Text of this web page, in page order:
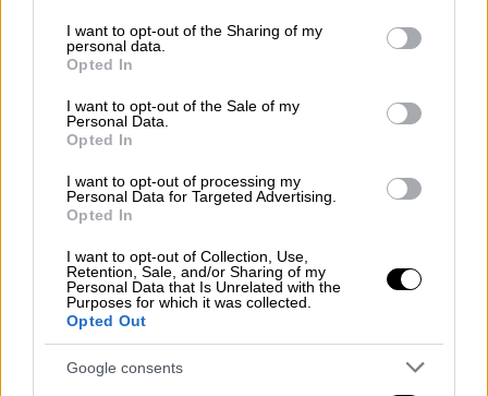
not limited to your visit or usage behaviour. You may click to
grant or deny consent to Google and its third-party tags to
use your data for below specified purposes in below Google
consent section.
I want to opt-out of the Sharing of my
personal data.
Opted In
I want to opt-out of the Sale of my
Personal Data.
Opted In
I want to opt-out of processing my
Personal Data for Targeted Advertising.
Opted In
I want to opt-out of Collection, Use,
Retention, Sale, and/or Sharing of my
Personal Data that Is Unrelated with the
Purposes for which it was collected.
Opted Out
Google consents
Food & Drink|09.09.2021 11:11
Μαθήματα ασιατικής κουζίνας με τους